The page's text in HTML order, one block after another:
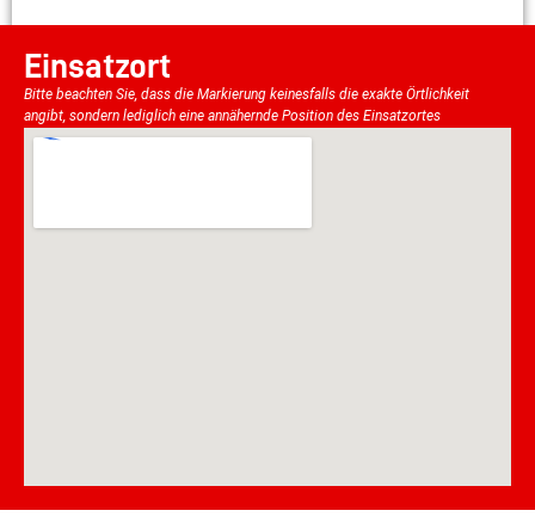
Einsatzort
Bitte beachten Sie, dass die Markierung keinesfalls die exakte Örtlichkeit
angibt, sondern lediglich eine annähernde Position des Einsatzortes